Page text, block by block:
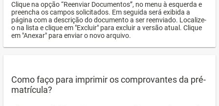
Clique na opção “Reenviar Documentos”, no menu à esquerda e
preencha os campos solicitados. Em seguida será exibida a
página com a descrição do documento a ser reenviado. Localize-
o na lista e clique em "Excluir" para excluir a versão atual. Clique
em "Anexar" para enviar o novo arquivo.
Como faço para imprimir os comprovantes da pré-
matrícula?